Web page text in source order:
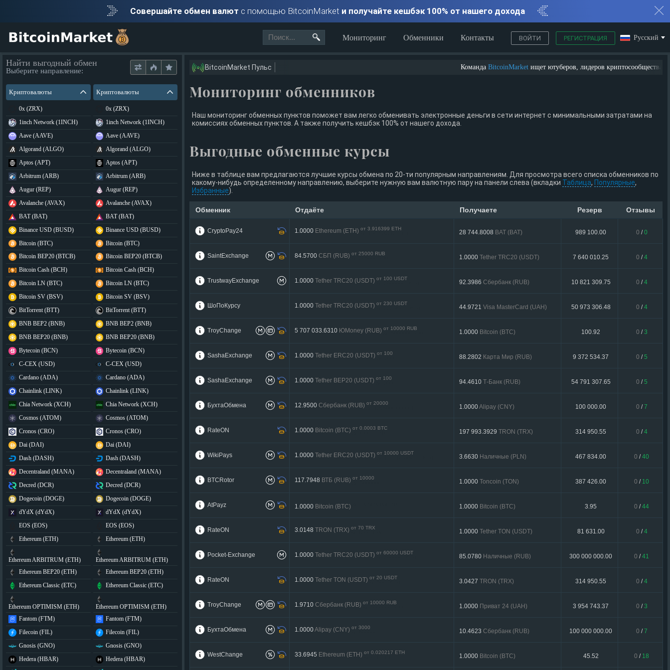
Совершайте обмен валют с помощью BitcoinMarket и получайте кешбэк 100% от нашего дохода
Русский
Мониторинг Обменники Контакты ВОЙТИ РЕГИСТРАЦИЯ
Найти выгодный обмен
Выберите направление:
Криптовалюты
0x (ZRX)
1inch Network (1INCH)
Aave (AAVE)
Algorand (ALGO)
Aptos (APT)
Arbitrum (ARB)
Augur (REP)
Avalanche (AVAX)
BAT (BAT)
Binance USD (BUSD)
Bitcoin (BTC)
Bitcoin BEP20 (BTCB)
Bitcoin Cash (BCH)
Bitcoin LN (BTC)
Bitcoin SV (BSV)
BitTorrent (BTT)
BNB BEP2 (BNB)
BNB BEP20 (BNB)
Bytecoin (BCN)
C-CEX (USD)
Cardano (ADA)
Chainlink (LINK)
Chia Network (XCH)
Cosmos (ATOM)
Cronos (CRO)
Dai (DAI)
Dash (DASH)
Decentraland (MANA)
Decred (DCR)
Dogecoin (DOGE)
dYdX (dYdX)
EOS (EOS)
Ethereum (ETH)
Ethereum ARBITRUM (ETH)
Ethereum BEP20 (ETH)
Ethereum Classic (ETC)
Ethereum OPTIMISM (ETH)
Fantom (FTM)
Filecoin (FIL)
Gnosis (GNO)
Hedera (HBAR)
Криптовалюты
0x (ZRX)
1inch Network (1INCH)
Aave (AAVE)
Algorand (ALGO)
Aptos (APT)
Arbitrum (ARB)
Augur (REP)
Avalanche (AVAX)
BAT (BAT)
Binance USD (BUSD)
Bitcoin (BTC)
Bitcoin BEP20 (BTCB)
Bitcoin Cash (BCH)
Bitcoin LN (BTC)
Bitcoin SV (BSV)
BitTorrent (BTT)
BNB BEP2 (BNB)
BNB BEP20 (BNB)
Bytecoin (BCN)
C-CEX (USD)
Cardano (ADA)
Chainlink (LINK)
Chia Network (XCH)
Cosmos (ATOM)
Cronos (CRO)
Dai (DAI)
Dash (DASH)
Decentraland (MANA)
Decred (DCR)
Dogecoin (DOGE)
dYdX (dYdX)
EOS (EOS)
Ethereum (ETH)
Ethereum ARBITRUM (ETH)
Ethereum BEP20 (ETH)
Ethereum Classic (ETC)
Ethereum OPTIMISM (ETH)
Fantom (FTM)
Filecoin (FIL)
Gnosis (GNO)
Hedera (HBAR)
BitcoinMarket Пульс КомандаBitcoinMarketищет ютуберов, лидеров криптосообщества,
Мониторинг обменников
Наш мониторинг обменных пунктов поможет вам легко обменивать электронные деньги в сети интернет с минимальными затратами на
комиссиях обменных пунктов. А также получить кешбэк 100% от нашего дохода.
Выгодные обменные курсы
Ниже в таблице вам предлагаются лучшие курсы обмена по 20-ти популярным направлениям. Для просмотра всего списка обменников по
какому-нибудь определенному направлению, выберите нужную вам валютную пару на панели слева (вкладки Таблица, Популярные,
Избранные).
Обменник Отдаёте Получаете Резерв Отзывы
CryptoPay24 1.0000 Ethereum (ETH) от 3.916399 ETH
28 744.8008 BAT (BAT) 989 100.00 0 /0
SaintExchange 84.5700 СБП (RUB) от 25000 RUB
1.0000 Tether TRC20 (USDT) 7 640 010.25 0 /4
TrustwayExchange 1.0000 Tether TRC20 (USDT) от 100 USDT
92.3986 Сбербанк (RUB) 10 821 309.75 0 /4
ШоПоКурсу 1.0000 Tether TRC20 (USDT) от 230 USDT
44.9721 Visa MasterCard (UAH) 50 973 306.48 0 /4
TroyChange 5 707 033.6310 ЮMoney (RUB) от 10000 RUB
1.0000 Bitcoin (BTC) 100.92 0 /3
SashaExchange 1.0000 Tether ERC20 (USDT) от 100
88.2802 Карта Мир (RUB) 9 372 534.37 0 /5
SashaExchange 1.0000 Tether BEP20 (USDT) от 100
94.4610 Т-Банк (RUB) 54 791 307.65 0 /5
БухтаОбмена 12.9500 Сбербанк (RUB) от 20000
1.0000Alipay (CNY) 100 000.00 0 /7
RateON 1.0000 Bitcoin (BTC) от 0.0003 BTC
197 993.3929 TRON (TRX) 314 950.55 0 /4
WikiPays 1.0000 Tether ERC20 (USDT) от 10000 USDT
3.6630 Наличные (PLN) 467 834.00 0 /40
BTCRotor 117.7948 ВТБ (RUB) от 10000
1.0000 Toncoin (TON) 387 426.00 0 / 10
AtPayz 1.0000 Bitcoin (BTC) 1.0000 Bitcoin (BTC) 3.95 0 /44
RateON 3.0148 TRON (TRX) от 70 TRX
1.0000 Tether TON (USDT) 81 631.00 0 /4
Pocket-Exchange 1.0000 Tether TRC20 (USDT) от 60000 USDT
85.0780 Наличные (RUB) 300 000 000.00 0 /41
RateON 1.0000 Tether TON (USDT) от 20 USDT
3.0427 TRON (TRX) 314 950.55 0 /4
TroyChange 1.9710 Сбербанк (RUB) от 10000 RUB
1.0000 Приват 24 (UAH) 3 954 743.37 0 /3
БухтаОбмена 1.0000Alipay (CNY) от 3000
10.4623 Сбербанк (RUB) 100 000 000.00 0 /7
WestChange 33.6945 Ethereum (ETH) от 0.020217 ETH
1.0000 Bitcoin (BTC) 45.52 0 / 18